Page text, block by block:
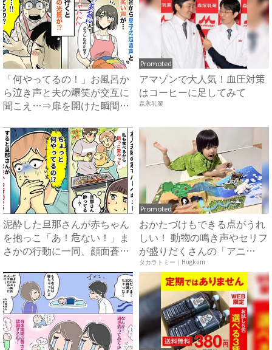
「何やってるの！」お風呂か
ら泣き声と夫の爆笑が交互に
聞こえ…⇒扉を開けた瞬間、
Promoted
アマゾンで大人気！血圧対策
はコーヒーに足してみて
森永乳業
泥酔した旦那さんが赤ちゃん
を抱っこ「あ！危ない！」ま
さかの行動に一同、顔面蒼
Promoted
おかたづけもできる点がうれ
しい！ 動物の鳴き声やセリフ
が盛りだくさんの「アニ
ア ...
タカラトミー｜Hugkum